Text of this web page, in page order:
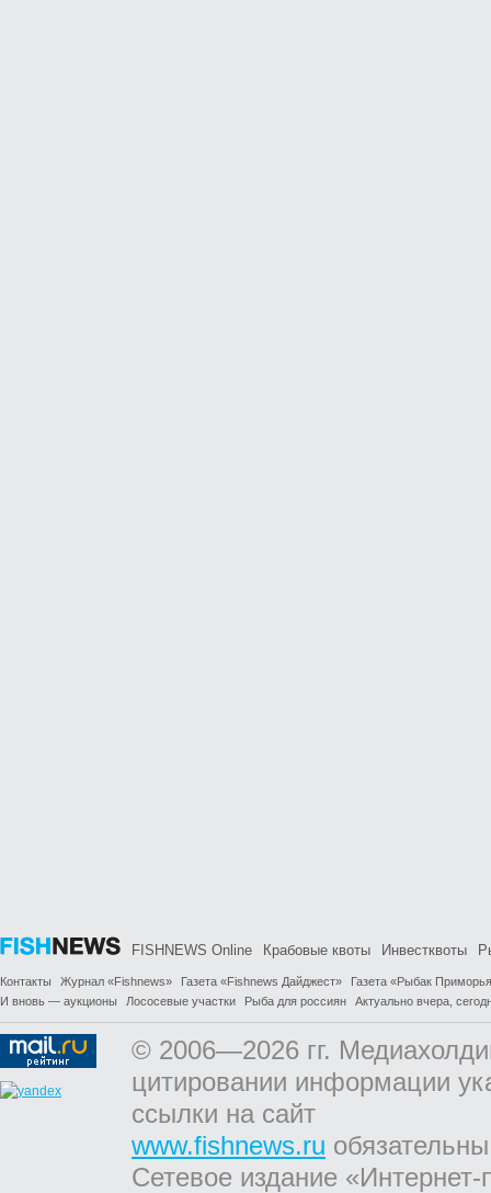
FISHNEWS Online Крабовые квоты Инвестквоты
Контакты Журнал «Fishnews» Газета «Fishnews Дайджест»
Газета «Рыбак
И вновь — аукционы
Лососевые участки Рыба для россиян Актуально вчера,
© 2006—2026 гг.
цитировании информации
ссылки на сайт
www.fishnews.ru
Сетевое издание